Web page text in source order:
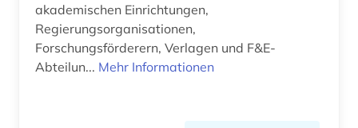
akademischen Einrichtungen,
Regierungsorganisationen,
Forschungsförderern, Verlagen und F&E-
Abteilun... Mehr Informationen